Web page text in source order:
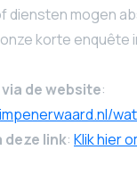
diensten mogen
korte enquête
de website:
deze link: Klik hier